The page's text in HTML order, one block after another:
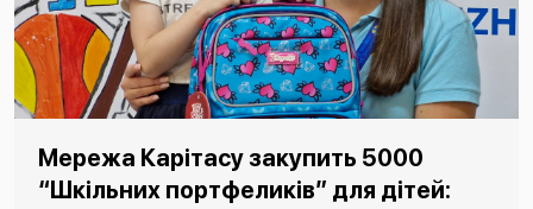
Мережа Карітасу закупить 5000
“Шкільних портфеликів” для дітей: